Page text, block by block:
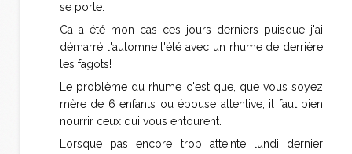
se porte.
Ca a été mon cas ces jours derniers puisque j'ai
démarrél'automnel'été avec un rhume de derrière
les fagots!
Le problème du rhume c'est que, que vous soyez
mère de 6 enfants ou épouse attentive, il faut bien
nourrir ceux qui vous entourent.
Lorsque pas encore trop atteinte lundi dernier